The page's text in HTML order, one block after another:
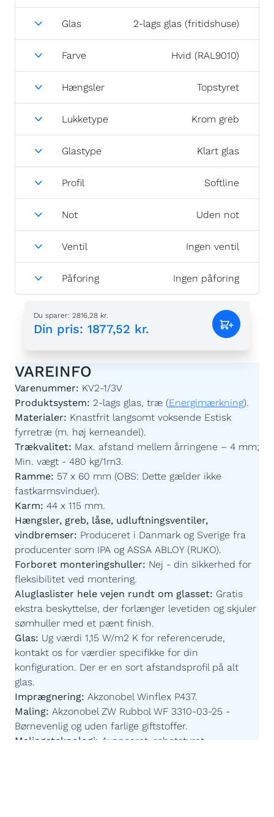
Glas 2-lags glas (fritidshuse)
Farve Hvid (RAL9010)
Hængsler Topstyret
Lukketype Krom greb
Glastype Klart glas
Profil Softline
Not Uden not
Ventil Ingen ventil
Påforing Ingen påforing
Du sparer: 2816,28 kr.
Din pris: 1877,52 kr.
VAREINFO
Varenummer: KV2-1/3V
Produktsystem: 2-lags glas, træ (Energimærkning).
Materialer: Knastfrit langsomt voksende Estisk
fyrretræ (m. høj kerneandel).
Trækvalitet: Max. afstand mellem årringene – 4 mm;
Min. vægt - 480 kg/1m3.
Ramme: 57 x 60 mm (OBS: Dette gælder ikke
fastkarmsvinduer).
Karm: 44 x 115 mm.
Hængsler, greb, låse, udluftningsventiler,
vindbremser: Produceret i Danmark og Sverige fra
producenter som IPA og ASSA ABLOY (RUKO).
Forboret monteringshuller: Nej - din sikkerhed for
fleksibilitet ved montering.
Aluglaslister hele vejen rundt om glasset: Gratis
ekstra beskyttelse, der forlænger levetiden og skjuler
sømhuller med et pænt finish.
Glas: Ug værdi 1,15 W/m2 K for referencerude,
kontakt os for værdier specifikke for din
konfiguration. Der er en sort afstandsprofil på alt
glas.
Imprægnering: Akzonobel Winflex P437.
Maling: Akzonobel ZW Rubbol WF 3310-03-25 -
Børnevenlig og uden farlige giftstoffer.
Malingsteknologi: Avanceret, robotstyret